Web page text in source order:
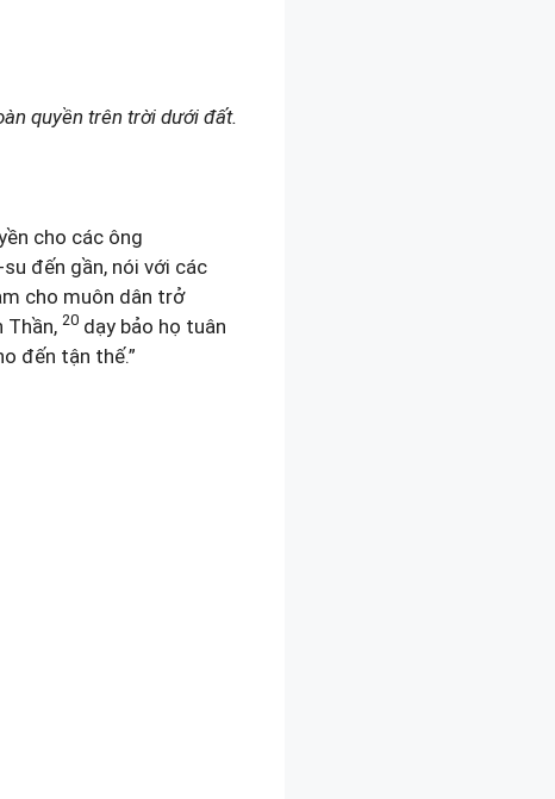
quyền trên trời dưới đất.
cho các ông
đến gần, nói với các
cho muôn dân trở
Thần, 20 dạy bảo họ tuân
đến tận thế.”